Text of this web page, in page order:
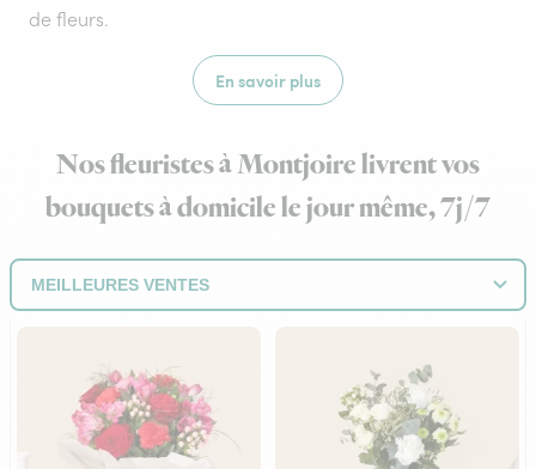
de fleurs.
En savoir plus
Nos fleuristes à Montjoire livrent vos
bouquets à domicile le jour même, 7j/7